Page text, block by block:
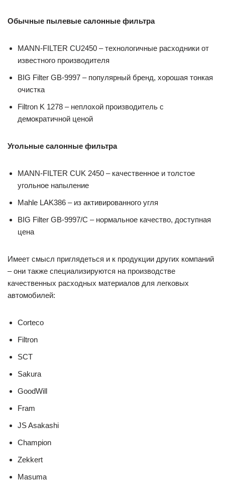
Обычные пылевые салонные фильтра
MANN-FILTER CU2450 – технологичные расходники от
известного производителя
BIG Filter GB-9997 – популярный бренд, хорошая тонкая
очистка
Filtron K 1278 – неплохой производитель с
демократичной ценой
Угольные салонные фильтра
MANN-FILTER CUK 2450 – качественное и толстое
угольное напыление
Mahle LAK386 – из активированного угля
BIG Filter GB-9997/C – нормальное качество, доступная
цена
Имеет смысл приглядеться и к продукции других компаний
– они также специализируются на производстве
качественных расходных материалов для легковых
автомобилей:
Corteco
Filtron
SCT
Sakura
GoodWill
Fram
JS Asakashi
Champion
Zekkert
Masuma